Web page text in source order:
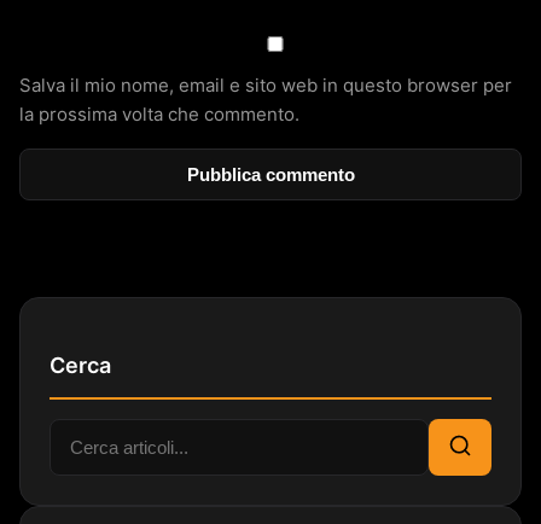
Salva il mio nome, email e sito web in questo browser per
la prossima volta che commento.
Cerca
Cerca:
Cerca